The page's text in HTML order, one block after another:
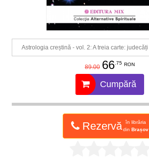
Astrologia creștină - vol. 2: A treia carte:
89.00 66.75 RON
Cumpără
Rezervă
în librăria
din Brașov